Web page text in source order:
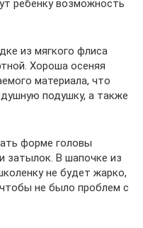
ребенку возможность
из мягкого флиса
Хороша осеняя
материала, что
подушку, а также
форме головы
затылок. В шапочке из
не будет жарко,
не было проблем с